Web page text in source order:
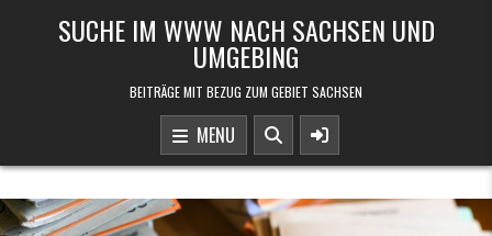
SUCHE IM WWW NACH SACHSEN UND
UMGEBING
BEITRÄGE MIT BEZUG ZUM GEBIET SACHSEN
MENU